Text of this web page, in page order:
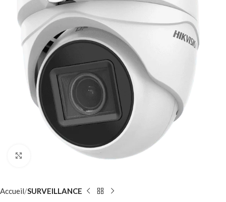
Click to enlarge
Accueil SURVEILLANCE